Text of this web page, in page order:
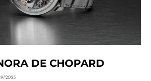
DE CHOPARD
2025